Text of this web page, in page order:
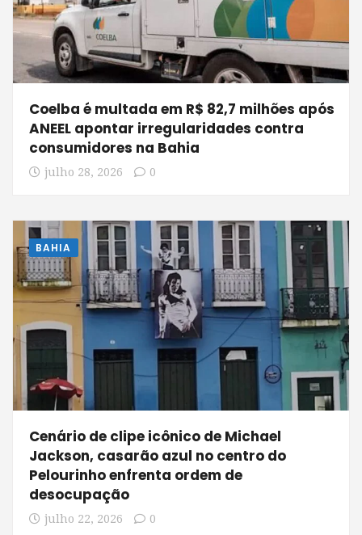
Coelba é multada em R$ 82,7 milhões após
ANEEL apontar irregularidades contra
consumidores na Bahia
julho 28, 2026 0
BAHIA
Cenário de clipe icônico de Michael
Jackson, casarão azul no centro do
Pelourinho enfrenta ordem de
desocupação
julho 22, 2026 0